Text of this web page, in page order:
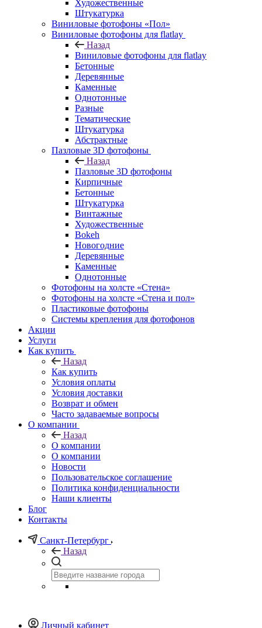
Художественные
Штукатурка
Виниловые фотофоны «Пол»
Виниловые фотофоны для flatlay
Назад
Виниловые фотофоны для flatlay
Бетонные
Деревянные
Каменные
Однотонные
Разные
Тематические
Штукатурка
Абстрактные
Пазловые 3D фотофоны
Назад
Пазловые 3D фотофоны
Кирпичные
Бетонные
Штукатурка
Винтажные
Художественные
Bokeh
Новогодние
Деревянные
Каменные
Однотонные
Фотофоны на холсте «Стена»
Фотофоны на холсте «Стена и пол»
Пластиковые фотофоны
Системы крепления для фотофонов
Акции
Услуги
Как купить
Назад
Как купить
Условия оплаты
Условия доставки
Возврат и обмен
Часто задаваемые вопросы
О компании
Назад
О компании
О компании
Новости
Пользовательское соглашение
Политика конфиденциальности
Наши клиенты
Блог
Контакты
Санкт-Петербург
Назад
Личный кабинет